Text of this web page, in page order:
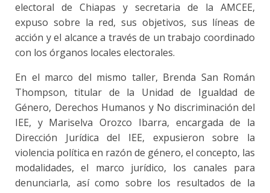
electoral de Chiapas y secretaria de la AMCEE,
expuso sobre la red, sus objetivos, sus líneas de
acción y el alcance a través de un trabajo coordinado
con los órganos locales electorales.
En el marco del mismo taller, Brenda San Román
Thompson, titular de la Unidad de Igualdad de
Género, Derechos Humanos y No discriminación del
IEE, y Mariselva Orozco Ibarra, encargada de la
Dirección Jurídica del IEE, expusieron sobre la
violencia política en razón de género, el concepto, las
modalidades, el marco jurídico, los canales para
denunciarla, así como sobre los resultados de la